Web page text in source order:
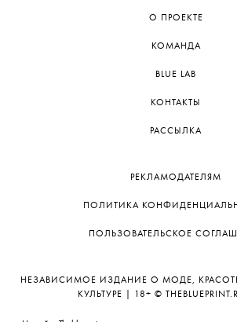
О ПРОЕКТЕ
КОМАНДА
BLUE LAB
КОНТАКТЫ
РАССЫЛКА
РЕКЛАМОДАТЕЛЯМ
ПОЛИТИКА
ПОЛЬЗОВАТЕЛЬСКОЕ
НЕЗАВИСИМОЕ ИЗДАНИЕ О МОДЕ,
КУЛЬТУРЕ | 18+ ©